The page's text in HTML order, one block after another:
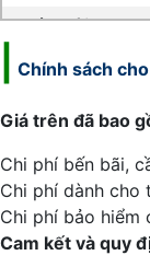
Huế – Hội An
Chính sách cho
Giá trên đã bao
Chi phí bến bãi,
Chi phí dành cho
Chi phí bảo hiểm
Cam kết và quy